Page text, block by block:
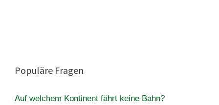
Populäre Fragen
Auf welchem Kontinent fährt keine Bahn?